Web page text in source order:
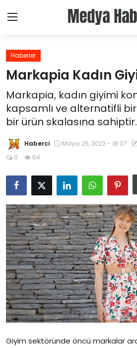
Oturum Aç
Haberler
Şirketler
Sosyal Medya
Hakkımızda bilgi edinin
Medya Hizmetleri
Bize Ulaşın
Haberler
Markapia Kadın
Markapia, kadın giyimi
kapsamlı ve alternatifli
bir ürün skalasına sahiptir.
Haberci Mayıs 25, 2022 - 18:07
0
64
Giyim sektöründe öncü markalar